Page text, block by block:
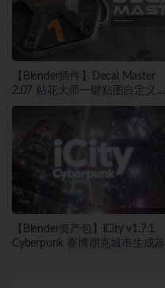
【Blender插件】Decal Master
2.07 贴花大师一键贴图自定义贴
画
【Blender资产包】iCity v1.7.1
Cyberpunk 赛博朋克城市生成器